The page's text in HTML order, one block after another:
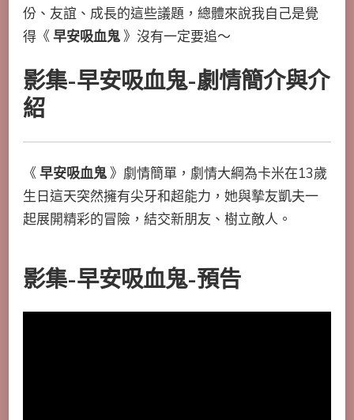
份、友誼、成長的這些議題，總體來說我自己是覺
得《早安吸血鬼》沒有一定要追～
影集-早安吸血鬼-劇情簡介與介
紹
《早安吸血鬼》劇情簡單，劇情大綱為卡米在13歲
生日這天突然擁有尖牙和超能力，她與摯友凱夫一
起展開精彩的冒險，結交新朋友、樹立敵人。
影集-早安吸血鬼-預告